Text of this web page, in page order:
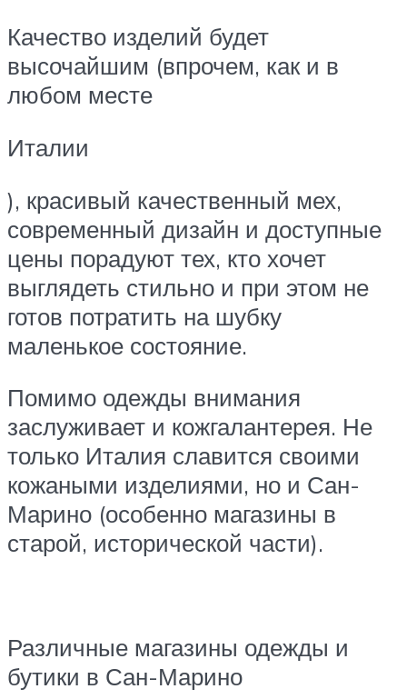
Качество изделий будет
высочайшим (впрочем, как и в
любом месте
Италии
), красивый качественный мех,
современный дизайн и доступные
цены порадуют тех, кто хочет
выглядеть стильно и при этом не
готов потратить на шубку
маленькое состояние.
Помимо одежды внимания
заслуживает и кожгалантерея. Не
только Италия славится своими
кожаными изделиями, но и Сан-
Марино (особенно магазины в
старой, исторической части).
Различные магазины одежды и
бутики в Сан-Марино